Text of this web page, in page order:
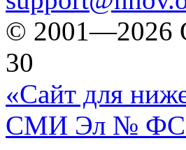
© 2001—2026
30
«Сайт для
СМИ Эл №